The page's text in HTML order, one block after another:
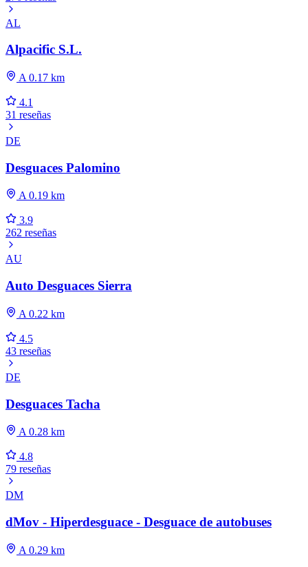
AL
Alpacific S.L.
A 0.17 km
4.1
31 reseñas
DE
Desguaces Palomino
A 0.19 km
3.9
262 reseñas
AU
Auto Desguaces Sierra
A 0.22 km
4.5
43 reseñas
DE
Desguaces Tacha
A 0.28 km
4.8
79 reseñas
DM
dMov - Hiperdesguace - Desguace de autobuses
A 0.29 km